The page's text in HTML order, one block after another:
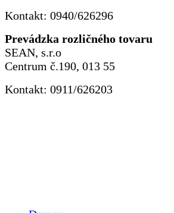
Kontakt: 0940/626296
Prevádzka rozličného tovaru
SEAN, s.r.o
Centrum č.190, 013 55
Kontakt: 0911/626203